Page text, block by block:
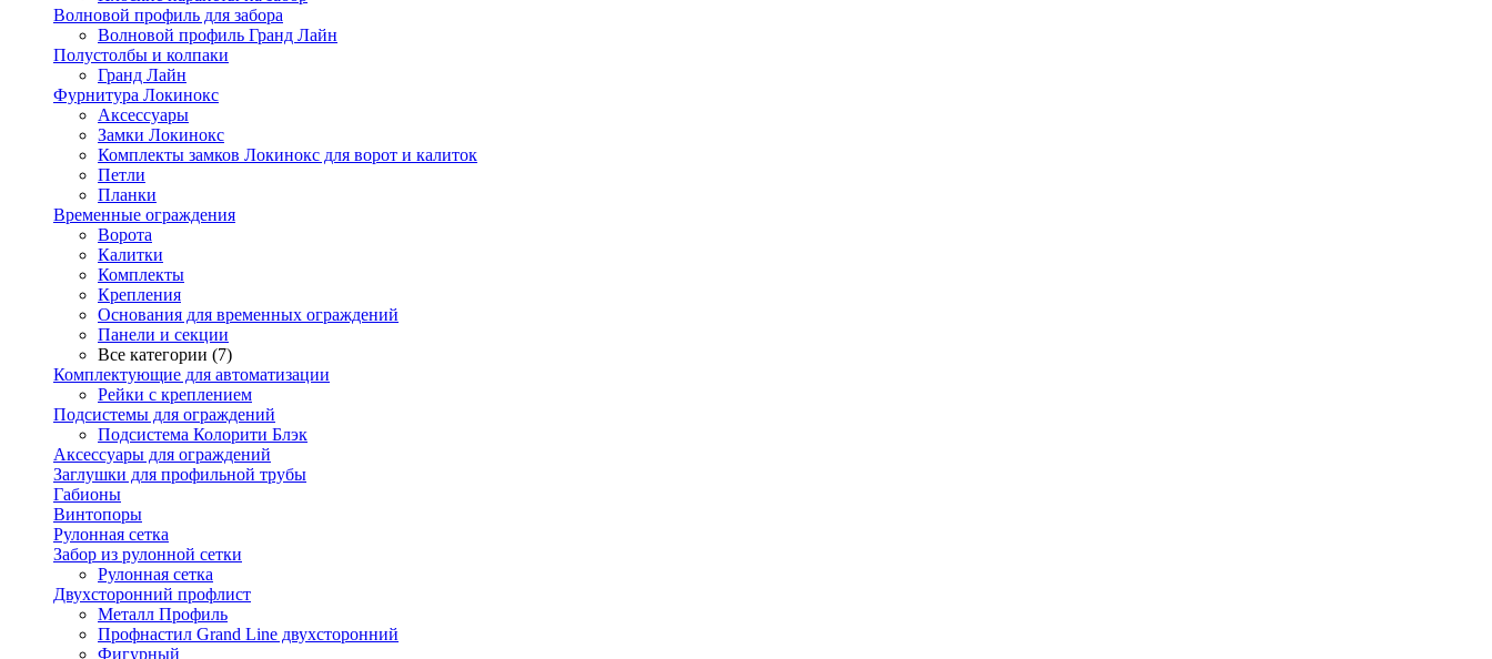
Волновой профиль для забора
Волновой профиль Гранд Лайн
Полустолбы и колпаки
Гранд Лайн
Фурнитура Локинокс
Аксессуары
Замки Локинокс
Комплекты замков Локинокс для ворот и калиток
Петли
Планки
Временные ограждения
Ворота
Калитки
Комплекты
Крепления
Основания для временных ограждений
Панели и секции
Все категории (7)
Комплектующие для автоматизации
Рейки с креплением
Подсистемы для ограждений
Подсистема Колорити Блэк
Аксессуары для ограждений
Заглушки для профильной трубы
Габионы
Винтопоры
Рулонная сетка
Забор из рулонной сетки
Рулонная сетка
Двухсторонний профлист
Металл Профиль
Профнастил Grand Line двухсторонний
Фигурный